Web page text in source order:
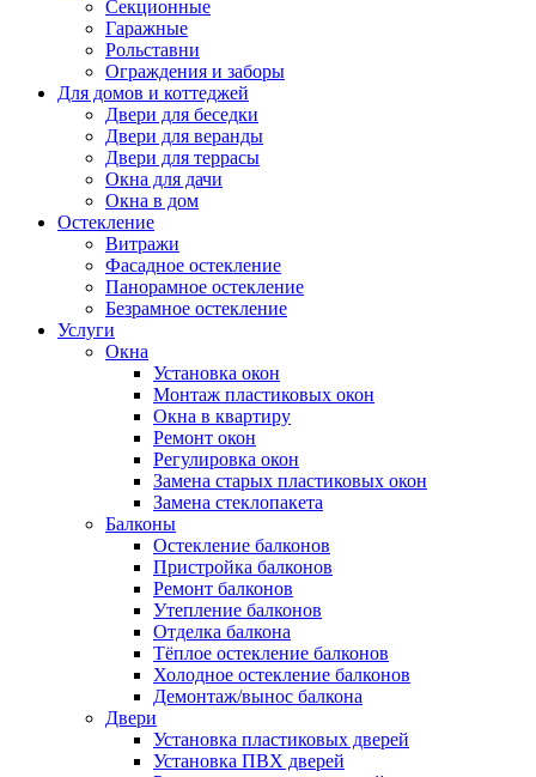
Секционные
Гаражные
Рольставни
Ограждения и заборы
Для домов и коттеджей
Двери для беседки
Двери для веранды
Двери для террасы
Окна для дачи
Окна в дом
Остекление
Витражи
Фасадное остекление
Панорамное остекление
Безрамное остекление
Услуги
Окна
Установка окон
Монтаж пластиковых окон
Окна в квартиру
Ремонт окон
Регулировка окон
Замена старых пластиковых окон
Замена стеклопакета
Балконы
Остекление балконов
Пристройка балконов
Ремонт балконов
Утепление балконов
Отделка балкона
Тёплое остекление балконов
Холодное остекление балконов
Демонтаж/вынос балкона
Двери
Установка пластиковых дверей
Установка ПВХ дверей